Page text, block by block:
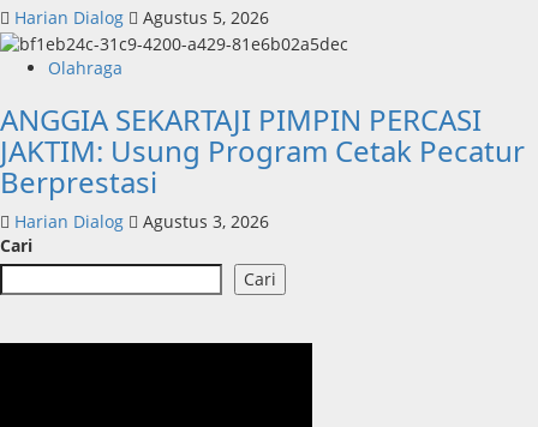
Harian Dialog Agustus 5, 2026
Olahraga
ANGGIA SEKARTAJI PIMPIN PERCASI
JAKTIM: Usung Program Cetak Pecatur
Berprestasi
Harian Dialog
Agustus 3, 2026
Cari
Cari